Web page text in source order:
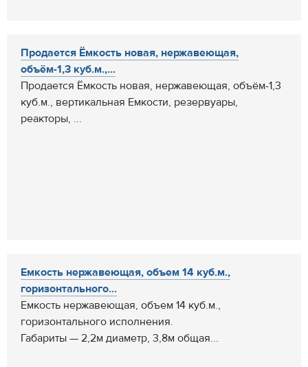
Продается Ёмкость новая, нержавеющая,
объём-1,3 куб.м.,...
Продается Ёмкость новая, нержавеющая, объём-1,3
куб.м., вертикальная Емкости, резервуары,
реакторы, ...
Емкость нержавеющая, объем 14 куб.м.,
горизонтального...
Емкость нержавеющая, объем 14 куб.м.,
горизонтального исполнения.
Габариты — 2,2м диаметр, 3,8м общая...